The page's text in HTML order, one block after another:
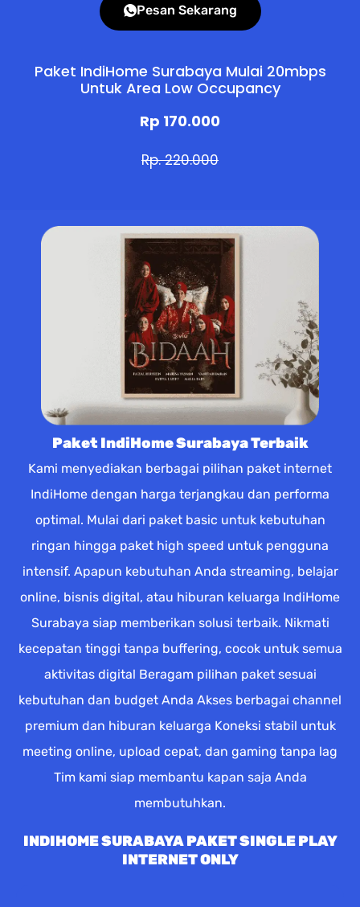
Pesan Sekarang
Paket IndiHome Surabaya Mulai 20mbps
Untuk Area Low Occupancy
Rp 170.000
Rp. 220.000
Paket IndiHome Surabaya Terbaik
Kami menyediakan berbagai pilihan paket internet
IndiHome dengan harga terjangkau dan performa
optimal. Mulai dari paket basic untuk kebutuhan
ringan hingga paket high speed untuk pengguna
intensif. Apapun kebutuhan Anda streaming, belajar
online, bisnis digital, atau hiburan keluarga IndiHome
Surabaya siap memberikan solusi terbaik. Nikmati
kecepatan tinggi tanpa buffering, cocok untuk semua
aktivitas digital Beragam pilihan paket sesuai
kebutuhan dan budget Anda Akses berbagai channel
premium dan hiburan keluarga Koneksi stabil untuk
meeting online, upload cepat, dan gaming tanpa lag
Tim kami siap membantu kapan saja Anda
membutuhkan.
INDIHOME SURABAYA PAKET SINGLE PLAY
INTERNET ONLY